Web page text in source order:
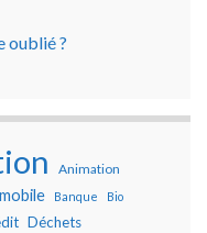
oublié ?
Animation
Banque Bio
Déchets